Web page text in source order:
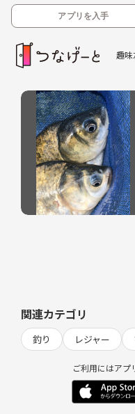
アプリを入手
趣味
関連カテゴリ
釣り レジャー
ご利用にはアプ